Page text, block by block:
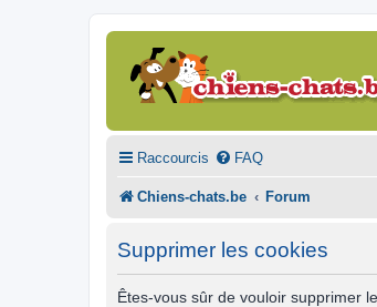
Raccourcis FAQ
Chiens-chats.be Forum
Supprimer les cookies
Êtes-vous sûr de vouloir supprimer